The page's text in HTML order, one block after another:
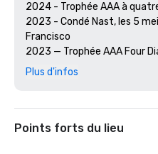
2024 - Trophée AAA à
2023 - Condé Nast, les 5
Francisco
2023 — Trophée AAA Four
2022 - Prix AAA Four
2020 - Prix AAA Four
Plus d'infos
Points forts du lieu